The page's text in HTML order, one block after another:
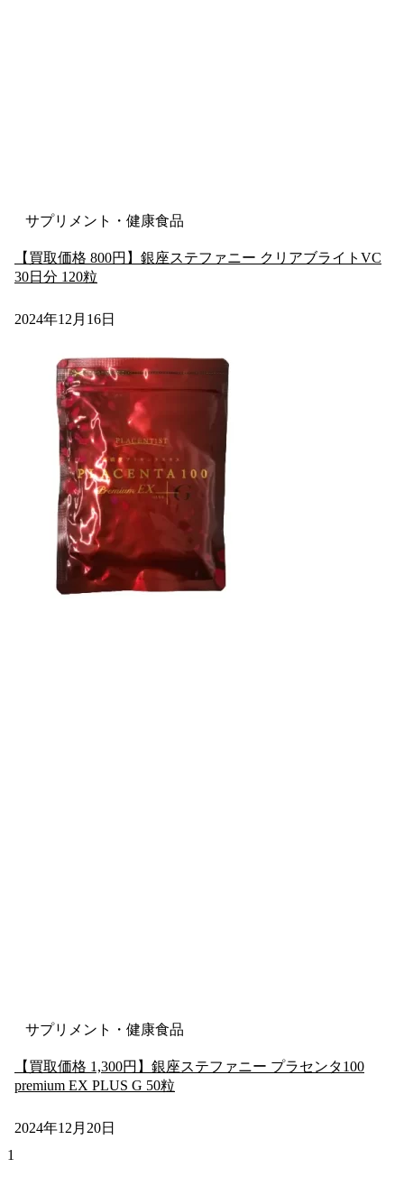
サプリメント・健康食品
【買取価格 800円】銀座ステファニー クリアブライトVC
30日分 120粒
2024年12月16日
サプリメント・健康食品
【買取価格 1,300円】銀座ステファニー プラセンタ100
premium EX PLUS G 50粒
2024年12月20日